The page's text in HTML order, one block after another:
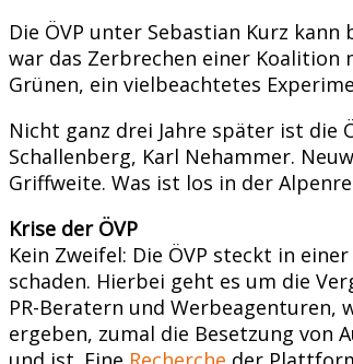
Die ÖVP unter Sebastian Kurz
war das Zerbrechen einer Koalition
Grünen, ein vielbeachtetes
Nicht ganz drei Jahre später ist die
Schallenberg, Karl Nehammer.
Griffweite. Was ist los in der
Krise der ÖVP
Kein Zweifel: Die ÖVP steckt in
schaden. Hierbei geht es um die
PR-Beratern und Werbeagenturen,
ergeben, zumal die Besetzung von